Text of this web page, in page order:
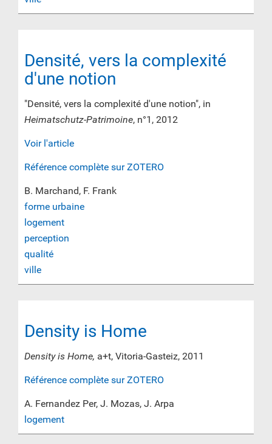
Densité, vers la complexité
d'une notion
"Densité, vers la complexité d'une notion", in
Heimatschutz-Patrimoine, n°1, 2012
Voir l'article
Référence complète sur ZOTERO
B. Marchand, F. Frank
forme urbaine
logement
perception
qualité
ville
Density is Home
Density is Home, a+t, Vitoria-Gasteiz, 2011
Référence complète sur ZOTERO
A. Fernandez Per, J. Mozas, J. Arpa
logement